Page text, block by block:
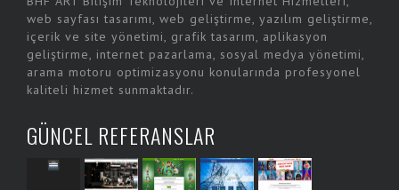
Fibrobeton
Fibrobetoncity
Fotoğraf Düzelt
Hakman Dyson
Halaman Matbaacılık
web sayfası tasarımı, web geliştirme, yazılım geliştirme,
içerik ve site yönetimi, grafik tasarım, aplikasyon
geliştirme, internet pazarlama, sosyal medya yönetimi,
arama motoru optimizasyonu konularında profesyonel
kaliteli hizmet sunmaktadır.
GÜNCEL REFERANSLAR